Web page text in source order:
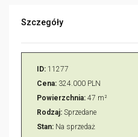
Szczegóły
ID: 11277
Cena: 324.000 PLN
Powierzchnia: 47 m²
Rodzaj: Sprzedane
Stan: Na sprzedaż